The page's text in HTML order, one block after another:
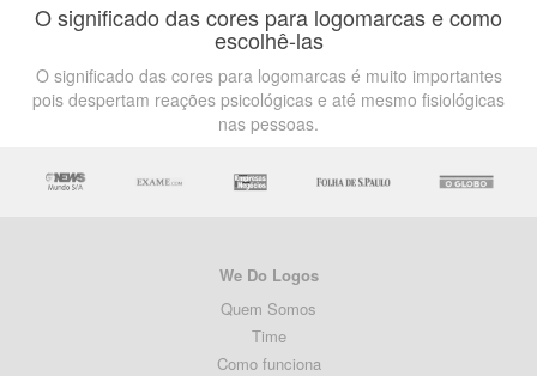
O significado das cores para logomarcas e como
escolhê-las
O significado das cores para logomarcas é muito importantes
pois despertam reações psicológicas e até mesmo fisiológicas
nas pessoas.
We Do Logos
Quem Somos
Time
Como funciona